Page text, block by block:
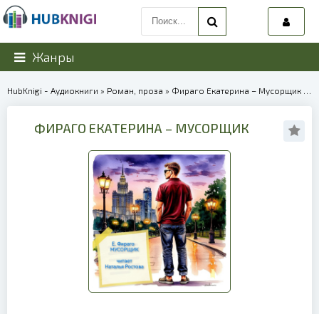
Жанры
HubKnigi - Аудиокниги » Роман, проза » Фираго Екатерина – Мусорщик | 38723
ФИРАГО ЕКАТЕРИНА – МУСОРЩИК